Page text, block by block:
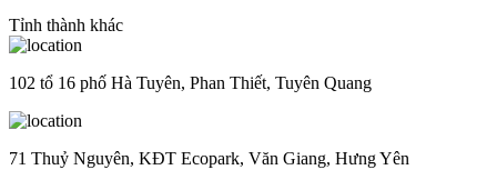
Tỉnh thành khác
102 tổ 16 phố Hà Tuyên, Phan Thiết, Tuyên Quang
71 Thuỷ Nguyên, KĐT Ecopark, Văn Giang, Hưng Yên